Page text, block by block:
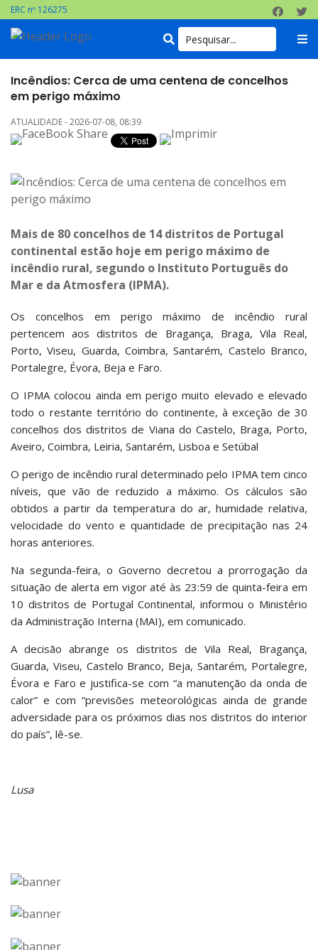
ERC nº 126275
Incêndios: Cerca de uma centena de concelhos
em perigo máximo
ATUALIDADE - 2026-07-08, 08:39
Mais de 80 concelhos de 14 distritos de Portugal
continental estão hoje em perigo máximo de
incêndio rural, segundo o Instituto Português do
Mar e da Atmosfera (IPMA).
Os concelhos em perigo máximo de incêndio rural
pertencem aos distritos de Bragança, Braga, Vila Real,
Porto, Viseu, Guarda, Coimbra, Santarém, Castelo Branco,
Portalegre, Évora, Beja e Faro.
O IPMA colocou ainda em perigo muito elevado e elevado
todo o restante território do continente, à exceção de 30
concelhos dos distritos de Viana do Castelo, Braga, Porto,
Aveiro, Coimbra, Leiria, Santarém, Lisboa e Setúbal
O perigo de incêndio rural determinado pelo IPMA tem cinco
níveis, que vão de reduzido a máximo. Os cálculos são
obtidos a partir da temperatura do ar, humidade relativa,
velocidade do vento e quantidade de precipitação nas 24
horas anteriores.
Na segunda-feira, o Governo decretou a prorrogação da
situação de alerta em vigor até às 23:59 de quinta-feira em
10 distritos de Portugal Continental, informou o Ministério
da Administração Interna (MAI), em comunicado.
A decisão abrange os distritos de Vila Real, Bragança,
Guarda, Viseu, Castelo Branco, Beja, Santarém, Portalegre,
Évora e Faro e justifica-se com “a manutenção da onda de
calor” e com “previsões meteorológicas ainda de grande
adversidade para os próximos dias nos distritos do interior
do país”, lê-se.
Lusa